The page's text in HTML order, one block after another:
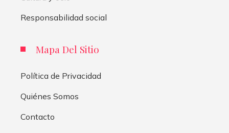
Responsabilidad social
Mapa Del Sitio
Política de Privacidad
Quiénes Somos
Contacto